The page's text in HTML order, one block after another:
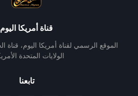
قناة أمريكا اليوم
الموقع الرسمي لقناة أمريكا اليوم، قناة
الولايات المتحدة
تابعنا